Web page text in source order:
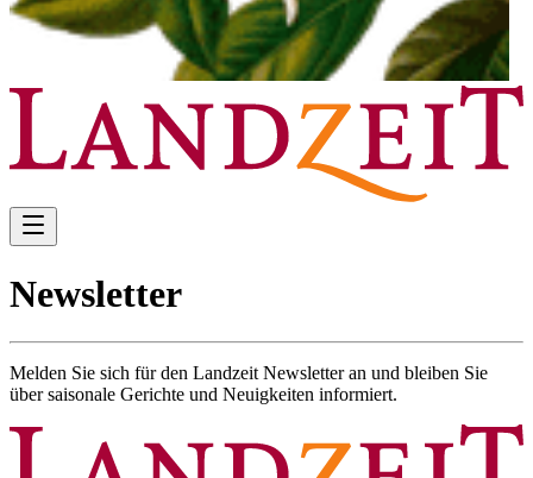
Newsletter
Melden Sie sich für den Landzeit Newsletter an und bleiben Sie
über saisonale Gerichte und Neuigkeiten informiert.